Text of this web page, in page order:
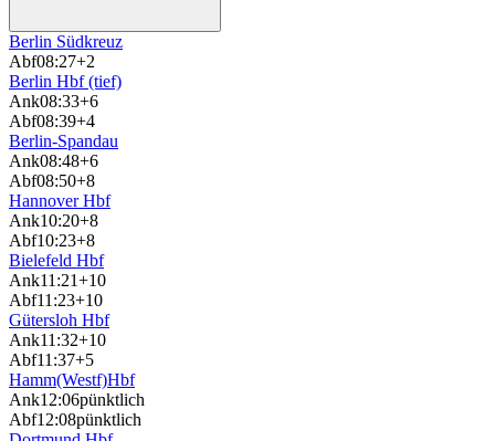
Berlin Südkreuz
Abf08:27+2
Berlin Hbf (tief)
Ank08:33+6
Abf08:39+4
Berlin-Spandau
Ank08:48+6
Abf08:50+8
Hannover Hbf
Ank10:20+8
Abf10:23+8
Bielefeld Hbf
Ank11:21+10
Abf11:23+10
Gütersloh Hbf
Ank11:32+10
Abf11:37+5
Hamm(Westf)Hbf
Ank12:06pünktlich
Abf12:08pünktlich